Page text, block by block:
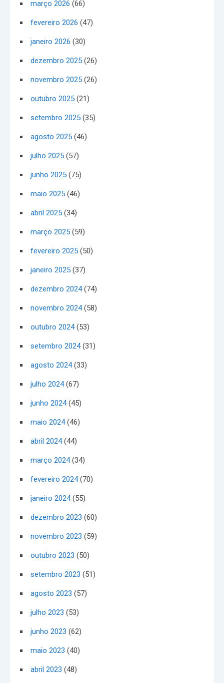
março 2026 (66)
fevereiro 2026 (47)
janeiro 2026 (30)
dezembro 2025 (26)
novembro 2025 (26)
outubro 2025 (21)
setembro 2025 (35)
agosto 2025 (46)
julho 2025 (57)
junho 2025 (75)
maio 2025 (46)
abril 2025 (34)
março 2025 (59)
fevereiro 2025 (50)
janeiro 2025 (37)
dezembro 2024(74)
novembro 2024(58)
outubro 2024(53)
setembro 2024(31)
agosto 2024(33)
julho 2024(67)
junho 2024(45)
maio 2024(46)
abril 2024(44)
março 2024(34)
fevereiro 2024(70)
janeiro 2024(55)
dezembro 2023 (60)
novembro 2023 (59)
outubro 2023 (50)
setembro 2023 (51)
agosto 2023 (57)
julho 2023 (53)
junho 2023 (62)
maio 2023 (40)
abril 2023 (48)